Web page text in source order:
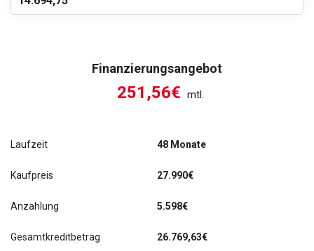
Finanzierungsangebot
251,56€ mtl.
Laufzeit 48 Monate
Kaufpreis 27.990€
Anzahlung 5.598€
Gesamtkreditbetrag 26.769,63€